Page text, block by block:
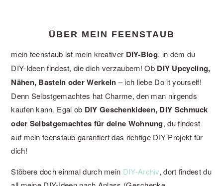
ÜBER MEIN FEENSTAUB
mein feenstaub ist mein kreativer DIY-Blog, in dem du
DIY-Ideen findest, die dich verzaubern! Ob DIY Upcycling,
Nähen, Basteln oder Werkeln – ich liebe Do it yourself!
Denn Selbstgemachtes hat Charme, den man nirgends
kaufen kann. Egal ob DIY Geschenkideen, DIY Schmuck
oder Selbstgemachtes für deine Wohnung, du findest
auf mein feenstaub garantiert das richtige DIY-Projekt für
dich!
Stöbere doch einmal durch mein DIY-Archiv, dort findest du